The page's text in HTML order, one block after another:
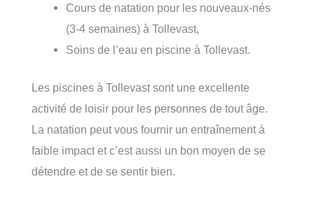
Cours de natation pour les nouveaux-nés
(3-4 semaines) à Tollevast,
Soins de l’eau en piscine à Tollevast.
Les piscines à Tollevast sont une excellente
activité de loisir pour les personnes de tout âge.
La natation peut vous fournir un entraînement à
faible impact et c’est aussi un bon moyen de se
détendre et de se sentir bien.